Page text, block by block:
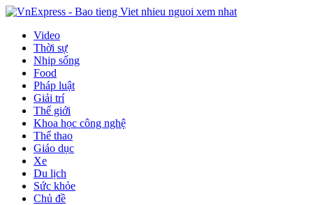
Video
Thời sự
Nhịp sống
Food
Pháp luật
Giải trí
Thế giới
Khoa học công nghệ
Thể thao
Giáo dục
Xe
Du lịch
Sức khỏe
Chủ đề